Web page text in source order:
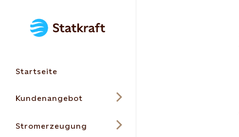
Startseite
Kundenangebot
Stromerzeugung